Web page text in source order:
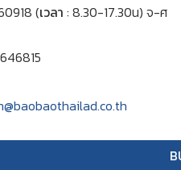
(เวลา : 8.30-17.30น) จ-ศ